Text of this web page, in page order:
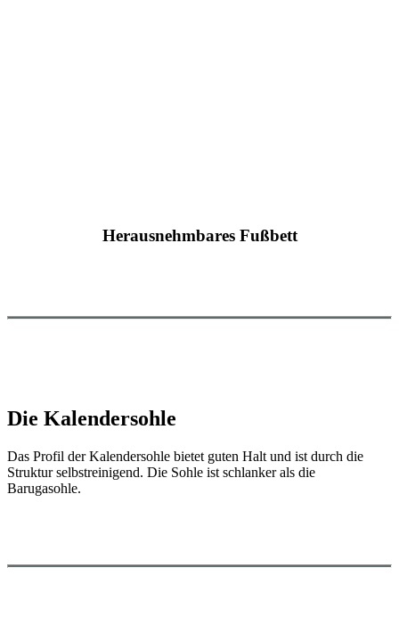
Herausnehmbares Fußbett
Die Kalendersohle
Das Profil der Kalendersohle bietet guten Halt und ist durch die
Struktur selbstreinigend. Die Sohle ist schlanker als die
Barugasohle.